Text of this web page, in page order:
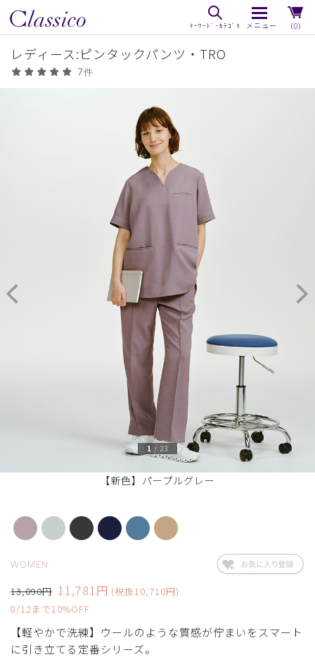
（0）
レディース:ピンタックパンツ・TRO
7件
【新色】パープルグレー
1 / 23
WOMEN
13,090円 11,781円 (税抜10,710円)
8/12まで10%OFF
【軽やかで洗練】ウールのような質感が佇まいをスマート
に引き立てる定番シリーズ。